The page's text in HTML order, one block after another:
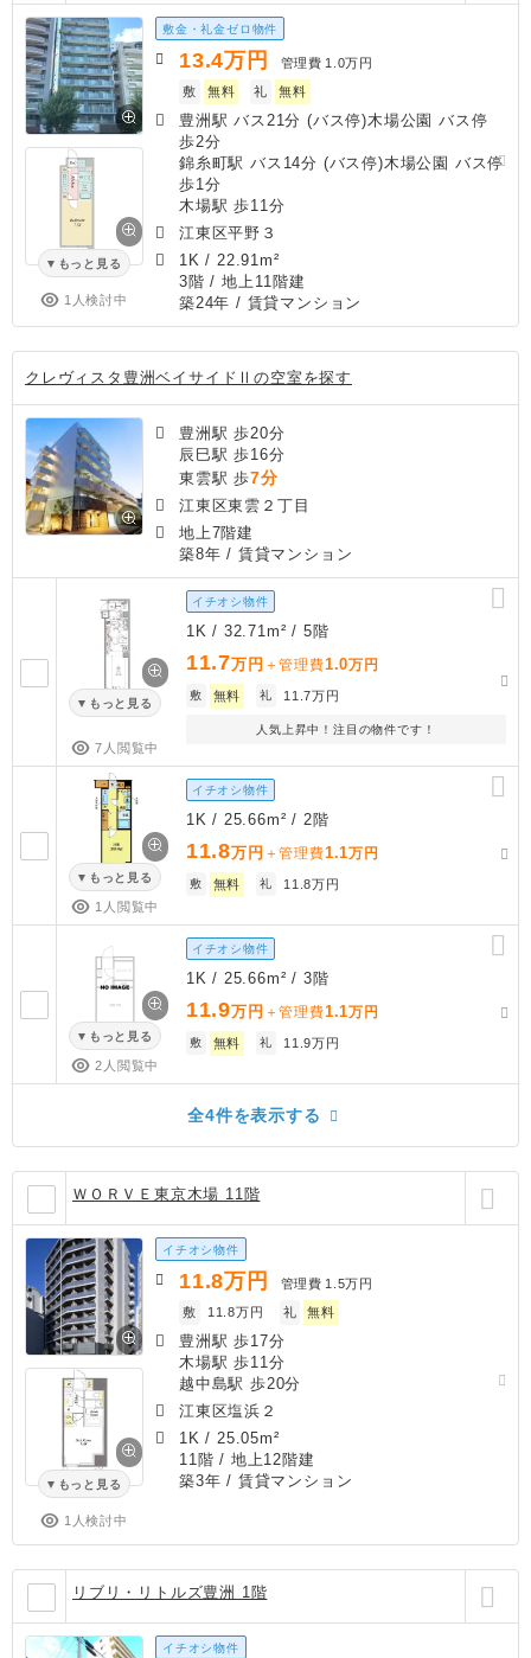
もっと見る
1人検討中
敷金・礼金ゼロ物件
13.4万円 管理費 1.0万円
敷
無料 礼 無料
豊洲駅 バス21分 (バス停)木場公園 バス停
歩2分
錦糸町駅 バス14分 (バス停)木場公園 バス停
歩1分
木場駅 歩11分
江東区平野３
1K / 22.91m²
3階 / 地上11階建
築24年 / 賃貸マンション
クレヴィスタ豊洲ベイサイドⅡの空室を探す
豊洲駅 歩20分
辰巳駅 歩16分
東雲駅 歩7分
江東区東雲２丁目
地上7階建
築8年 / 賃貸マンション
もっと見る
7人閲覧中
イチオシ物件
1K / 32.71m² / 5階
11.7万円 ＋管理費1.0万円
敷 無料 礼 11.7万円
人気上昇中！注目の物件です！
もっと見る
1人閲覧中
イチオシ物件
1K / 25.66m² / 2階
11.8万円 ＋管理費1.1万円
敷 無料 礼 11.8万円
もっと見る
2人閲覧中
イチオシ物件
1K / 25.66m² / 3階
11.9万円 ＋管理費1.1万円
敷 無料 礼 11.9万円
全4件を表示する
ＷＯＲＶＥ東京木場 11階
もっと見る
1人検討中
イチオシ物件
11.8万円 管理費 1.5万円
敷
11.8万円 礼 無料
豊洲駅 歩17分
木場駅 歩11分
越中島駅 歩20分
江東区塩浜２
1K / 25.05m²
11階 / 地上12階建
築3年 / 賃貸マンション
リブリ・リトルズ豊洲 1階
イチオシ物件